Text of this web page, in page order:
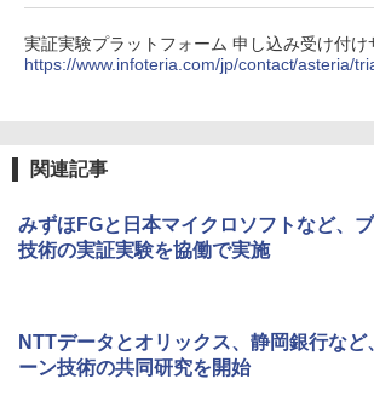
実証実験プラットフォーム 申し込み受け付け
https://www.infoteria.com/jp/contact/asteria/
関連記事
みずほFGと日本マイクロソフトなど、
技術の実証実験を協働で実施
NTTデータとオリックス、静岡銀行など
ーン技術の共同研究を開始